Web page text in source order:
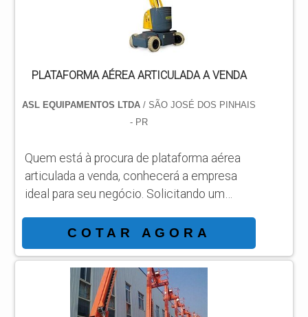
PLATAFORMA AÉREA ARTICULADA A VENDA
ASL EQUIPAMENTOS LTDA/ SÃO JOSÉ DOS PINHAIS
- PR
Quem está à procura de plataforma aérea
articulada a venda, conhecerá a empresa
ideal para seu negócio. Solicitando um
e achando a líder em qualidade. Quando o
assunto é plataforma aérea articulada a
venda, com os profissionais da ASL
Equipamentos receberá eficiência com
qualidade e rapidez no atendimento. MAIS
COTAR AGORA